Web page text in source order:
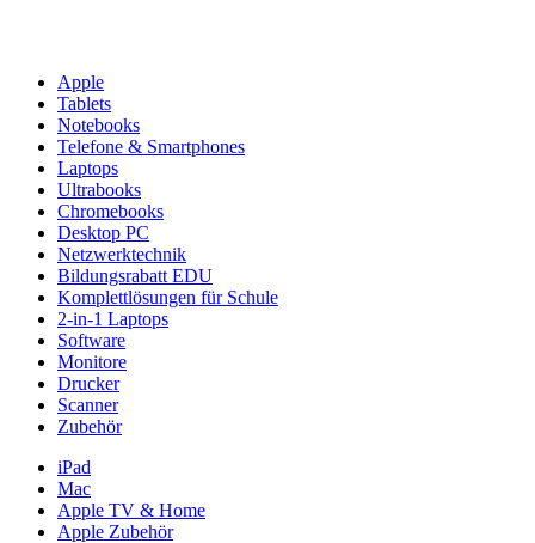
Apple
Tablets
Notebooks
Telefone & Smartphones
Laptops
Ultrabooks
Chromebooks
Desktop PC
Netzwerktechnik
Bildungsrabatt EDU
Komplettlösungen für Schule
2-in-1 Laptops
Software
Monitore
Drucker
Scanner
Zubehör
iPad
Mac
Apple TV & Home
Apple Zubehör